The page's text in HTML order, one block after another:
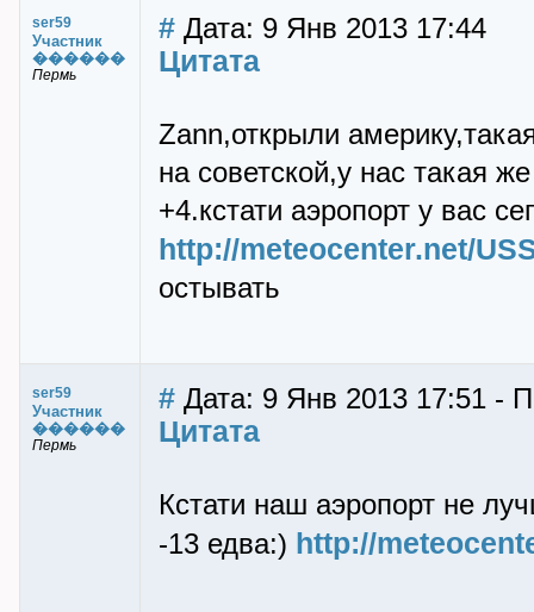
ser59
Участник
������
Пермь
# Дата: 9 Янв 2013 17:44
Цитата
Zаnn,открыли
на советской,у нас такая
+4.кстати аэропорт у вас
http://meteocenter.net/
остывать
ser59
Участник
������
Пермь
# Дата: 9 Янв 2013 17:51 -
Цитата
Кстати наш аэропорт не
-13 едва:) http://